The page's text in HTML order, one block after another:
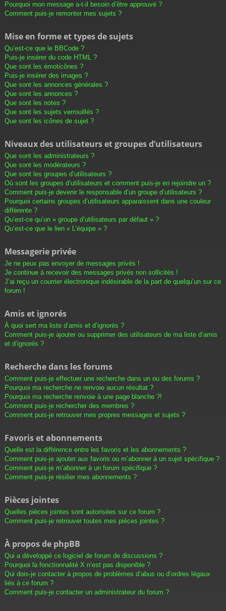
Pourquoi mon message a-t-il besoin d’être approuvé ?
Comment puis-je remonter mes sujets ?
Mise en forme et types de sujets
Qu’est-ce que le BBCode ?
Puis-je insérer du code HTML ?
Que sont les émoticônes ?
Puis-je insérer des images ?
Que sont les annonces générales ?
Que sont les annonces ?
Que sont les notes ?
Que sont les sujets verrouillés ?
Que sont les icônes de sujet ?
Niveaux des utilisateurs et groupes d’utilisateurs
Que sont les administrateurs ?
Que sont les modérateurs ?
Que sont les groupes d’utilisateurs ?
Où sont les groupes d’utilisateurs et comment puis-je en rejoindre un ?
Comment puis-je devenir le responsable d’un groupe d’utilisateurs ?
Pourquoi certains groupes d’utilisateurs apparaissent dans une couleur
différente ?
Qu’est-ce qu’un « groupe d’utilisateurs par défaut » ?
Qu’est-ce que le lien « L’équipe » ?
Messagerie privée
Je ne peux pas envoyer de messages privés !
Je continue à recevoir des messages privés non sollicités !
J’ai reçu un courrier électronique indésirable de la part de quelqu’un sur ce
forum !
Amis et ignorés
À quoi sert ma liste d’amis et d’ignorés ?
Comment puis-je ajouter ou supprimer des utilisateurs de ma liste d’amis
et d’ignorés ?
Recherche dans les forums
Comment puis-je effectuer une recherche dans un ou des forums ?
Pourquoi ma recherche ne renvoie aucun résultat ?
Pourquoi ma recherche renvoie à une page blanche ?!
Comment puis-je rechercher des membres ?
Comment puis-je retrouver mes propres messages et sujets ?
Favoris et abonnements
Quelle est la différence entre les favoris et les abonnements ?
Comment puis-je ajouter aux favoris ou m’abonner à un sujet spécifique ?
Comment puis-je m’abonner à un forum spécifique ?
Comment puis-je résilier mes abonnements ?
Pièces jointes
Quelles pièces jointes sont autorisées sur ce forum ?
Comment puis-je retrouver toutes mes pièces jointes ?
À propos de phpBB
Qui a développé ce logiciel de forum de discussions ?
Pourquoi la fonctionnalité X n’est pas disponible ?
Qui dois-je contacter à propos de problèmes d’abus ou d’ordres légaux
liés à ce forum ?
Comment puis-je contacter un administrateur du forum ?